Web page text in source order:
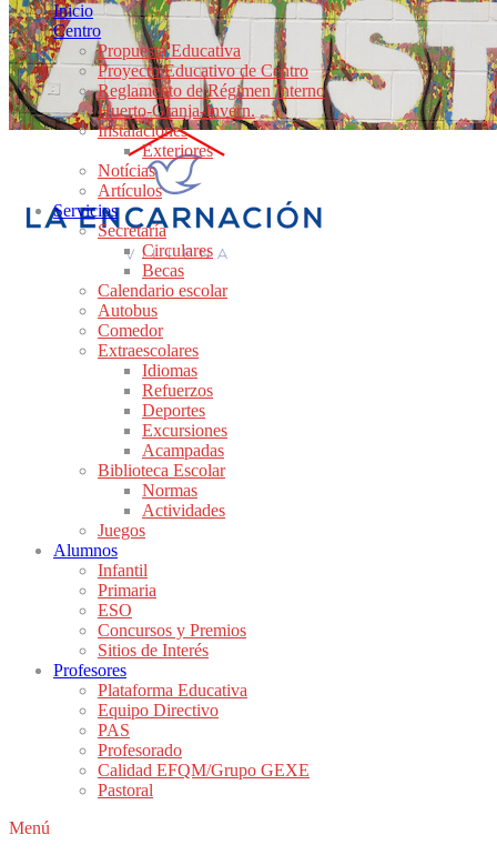
Inicio
Centro
Propuesta Educativa
Proyecto Educativo de Centro
Reglamento de Régimen Interno
Huerto-Granja-Invern.
Instalaciones
Exteriores
Notícias
Artículos
Servicios
Secretaría
Circulares
Becas
Calendario escolar
Autobus
Comedor
Extraescolares
Idiomas
Refuerzos
Deportes
Excursiones
Acampadas
Biblioteca Escolar
Normas
Actividades
Juegos
Alumnos
Infantil
Primaria
ESO
Concursos y Premios
Sitios de Interés
Profesores
Plataforma Educativa
Equipo Directivo
PAS
Profesorado
Calidad EFQM/Grupo GEXE
Pastoral
Menú